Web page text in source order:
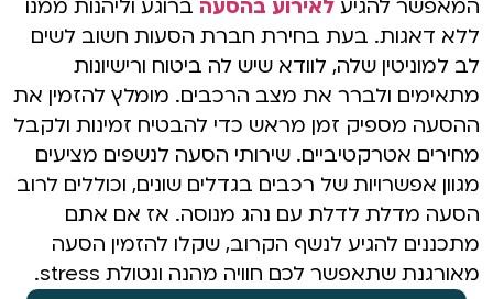
המאפשר להגיע לאירוע בהסעה ברוגע וליהנות ממנו
ללא דאגות. בעת בחירת חברת הסעות חשוב לשים
לב למוניטין שלה, לוודא שיש לה ביטוח ורישיונות
מתאימים ולברר את מצב הרכבים. מומלץ להזמין את
ההסעה מספיק זמן מראש כדי להבטיח זמינות ולקבל
מחירים אטרקטיביים. שירותי הסעה לנשפים מציעים
מגוון אפשרויות של רכבים בגדלים שונים, וכוללים לרוב
הסעה מדלת לדלת עם נהג מנוסה. אז אם אתם
מתכננים להגיע לנשף הקרוב, שקלו להזמין הסעה
מאורגנת שתאפשר לכם חוויה מהנה ונטולת stress.